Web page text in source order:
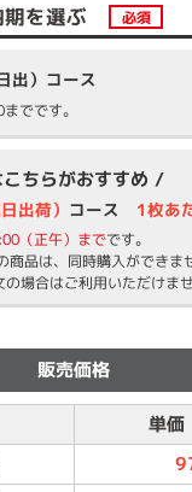
期を選ぶ 必須
出）コース
でです。
ちらがおすすめ /
出荷） コース 1枚あ
（正午）までです。
品は、同時購入ができま
場合はご利用いただけませ
販売価格
単価